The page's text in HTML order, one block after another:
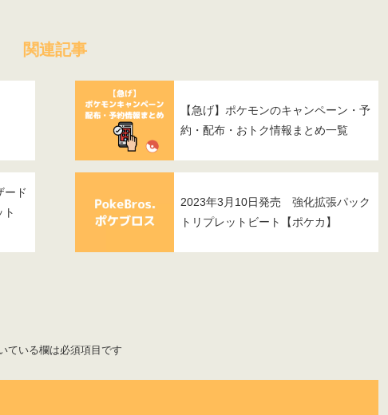
関連記事
【急げ】ポケモンのキャンペーン・予
約・配布・おトク情報まとめ一覧
ド
2023年3月10日発売 強化拡張パック
トリプレットビート【ポケカ】
ている欄は必須項目です